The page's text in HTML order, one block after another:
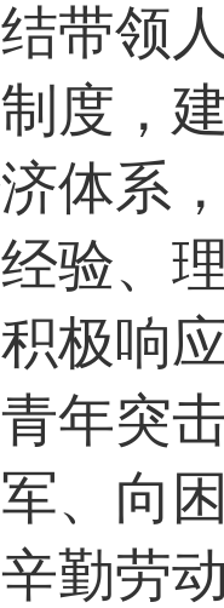
带领
度，
体系
验、
极响
年突
、向
勤劳